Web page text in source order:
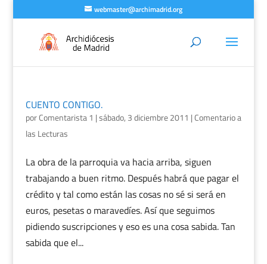
webmaster@archimadrid.org
CUENTO CONTIGO.
porComentarista 1 |sábado, 3 diciembre 2011 |Comentario a
las Lecturas
La obra de la parroquia va hacia arriba, siguen
trabajando a buen ritmo. Después habrá que pagar el
crédito y tal como están las cosas no sé si será en
euros, pesetas o maravedíes. Así que seguimos
pidiendo suscripciones y eso es una cosa sabida. Tan
sabida que el...